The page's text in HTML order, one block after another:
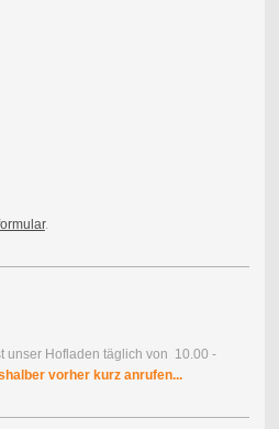
.
unser Hofladen täglich von 10.00 -
vorher kurz anrufen...